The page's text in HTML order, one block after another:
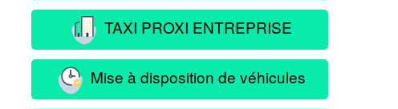
TAXI PROXI ENTREPRISE
Mise à disposition de véhicules